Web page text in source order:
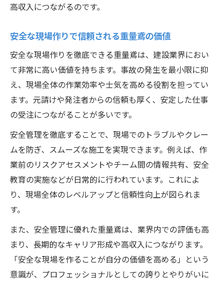
高収入につながるのです。
安全な現場作りで信頼される重量鳶の価値
安全な現場作りを徹底できる重量鳶は、建設業界におい
て非常に高い価値を持ちます。事故の発生を最小限に抑
え、現場全体の作業効率や士気を高める役割を担ってい
ます。元請けや発注者からの信頼も厚く、安定した仕事
の受注につながることが多いです。
安全管理を徹底することで、現場でのトラブルやクレー
ムを防ぎ、スムーズな施工を実現できます。例えば、作
業前のリスクアセスメントやチーム間の情報共有、安全
教育の実施などが日常的に行われています。これによ
り、現場全体のレベルアップと信頼性向上が図られま
す。
また、安全管理に優れた重量鳶は、業界内での評価も高
まり、長期的なキャリア形成や高収入につながります。
「安全な現場を作ることが自分の価値を高める」という
意識が、プロフェッショナルとしての誇りとやりがいに